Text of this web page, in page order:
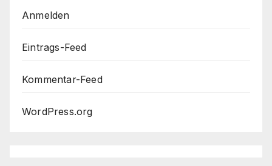
Anmelden
Eintrags-Feed
Kommentar-Feed
WordPress.org